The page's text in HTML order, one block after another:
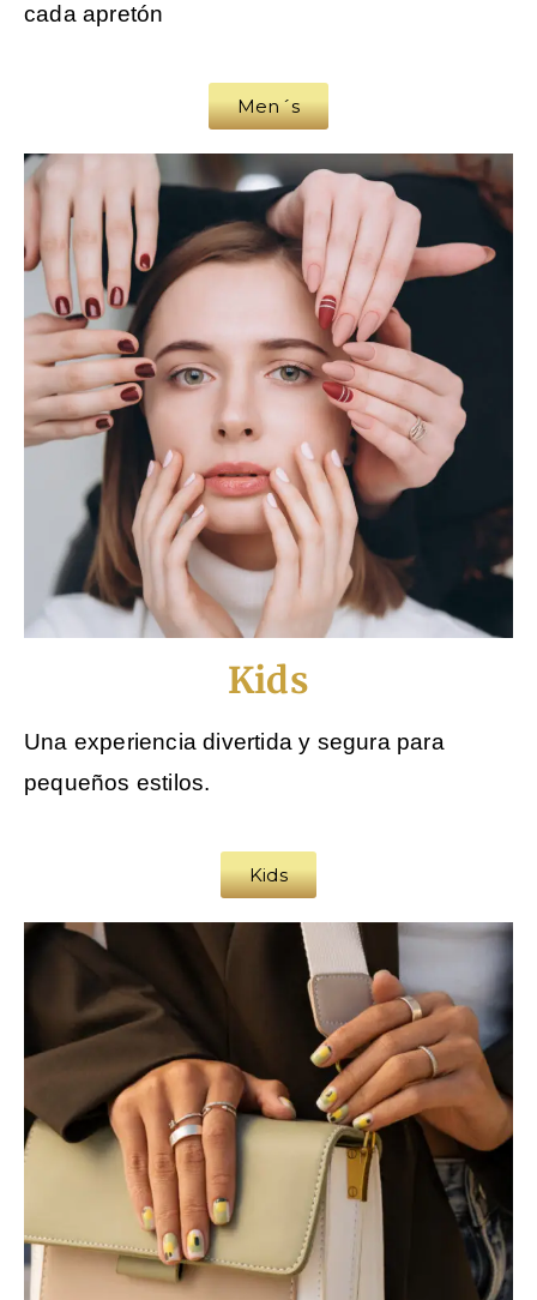
cada apretón
Men´s
Kids
Una experiencia divertida y segura para
pequeños estilos.
Kids